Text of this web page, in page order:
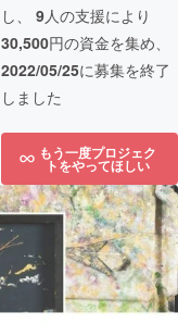
し、 9人の支援により
30,500円の資金を集め、
2022/05/25に募集を終了
しました
もう一度プロジェク
トをやってほしい